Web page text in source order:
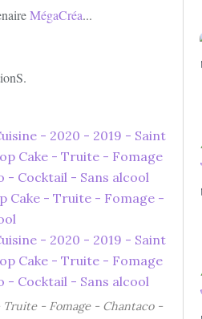
MégaCréa...
- Fomage - Chantaco -